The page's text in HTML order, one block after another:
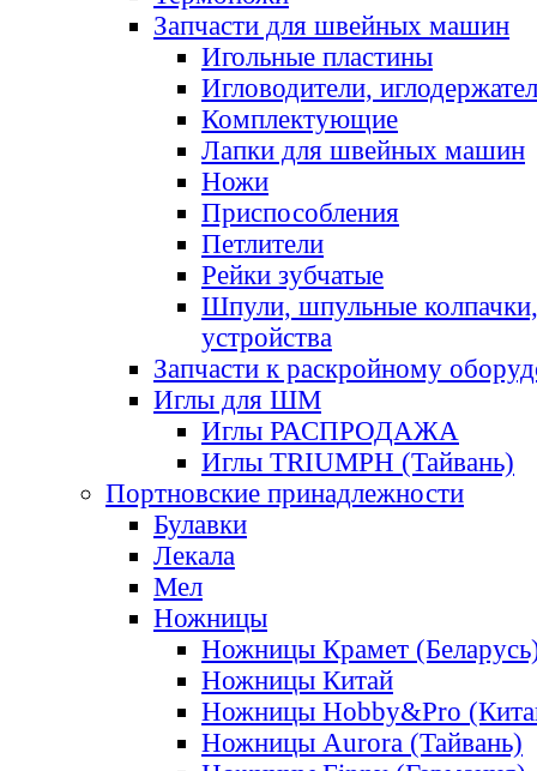
Запчасти для швейных машин
Игольные пластины
Игловодители,
Комплектующие
Лапки для швейных машин
Ножи
Приспособления
Петлители
Рейки зубчатые
Шпули, шпульные
устройства
Запчасти к раскройному
Иглы для ШМ
Иглы РАСПРОДАЖА
Иглы TRIUMPH (Тайвань)
Портновские принадлежности
Булавки
Лекала
Мел
Ножницы
Ножницы Крамет
Ножницы Китай
Ножницы Hobby&Pro
Ножницы Aurora (Тайвань)